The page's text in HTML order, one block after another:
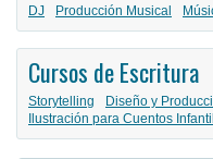
DJ Producción Musical
Cursos de Escritura
Storytelling Diseño y
Ilustración para Cuentos